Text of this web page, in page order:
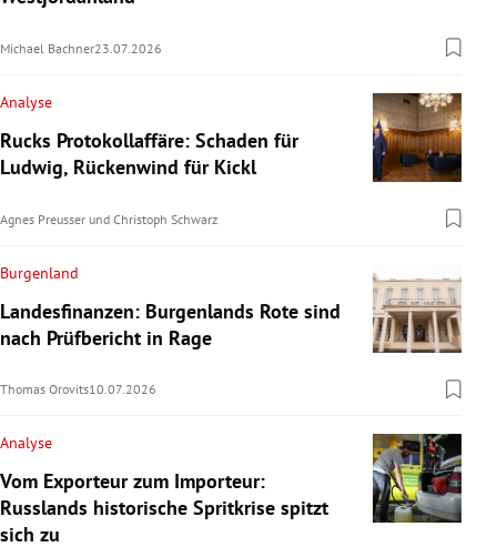
Michael Bachner23.07.2026
Analyse
Rucks Protokollaffäre: Schaden für
Ludwig, Rückenwind für Kickl
Agnes Preusser und Christoph Schwarz
Burgenland
Landesfinanzen: Burgenlands Rote sind
nach Prüfbericht in Rage
Thomas Orovits10.07.2026
Analyse
Vom Exporteur zum Importeur:
Russlands historische Spritkrise spitzt
sich zu